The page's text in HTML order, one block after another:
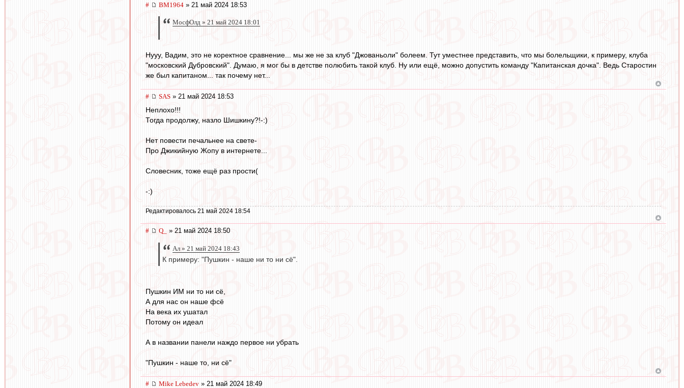
# BM1964 » 21 май 2024 18:53
МосфОлд » 21 май 2024 18:01
Нууу, Вадим, это не коректное сравнение... мы же не за клуб "Джованьоли" болеем. Тут уместнее представить, что мы болельщики, к примеру, клуба
"московский Дубровский". Думаю, я мог бы в детстве полюбить такой клуб. Ну или ещё, можно допустить команду "Капитанская дочка". Ведь Старостин
же был капитаном... так почему нет...
# SAS » 21 май 2024 18:53
Неплохо!!!
Тогда продолжу, назло Шишкину?!-:)
Нет повести печальнее на свете-
Про Джикийную Жопу в интернете...
Словесник, тоже ещё раз прости(
-:)
Редактировалось 21 май 2024 18:54
# Q_ » 21 май 2024 18:50
Ал » 21 май 2024 18:43
К примеру: "Пушкин - наше ни то ни сё".
Пушкин ИМ ни то ни сё,
А для нас он наше фсё
На века их ушатал
Потому он идеал
А в названии панели наждо первое ни убрать
"Пушкин - наше то, ни сё"
# Mike Lebedev » 21 май 2024 18:49